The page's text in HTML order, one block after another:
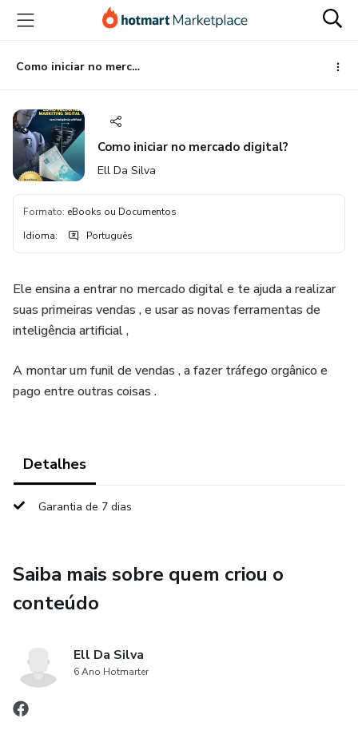
para
conteúdo
principal
para
pagamento
para
rodapé
Como iniciar no mercado digital?
Como iniciar no mercado digital?
Ell Da Silva
Formato: eBooks ou Documentos
Idioma: Português
Ele ensina a entrar no mercado digital e te ajuda a realizar
suas primeiras vendas , e usar as novas ferramentas de
inteligência artificial ,
A montar um funil de vendas , a fazer tráfego orgânico e
pago entre outras coisas .
Detalhes
Garantia de 7 dias
Saiba mais sobre quem criou o
conteúdo
Ell Da Silva
6 Ano Hotmarter